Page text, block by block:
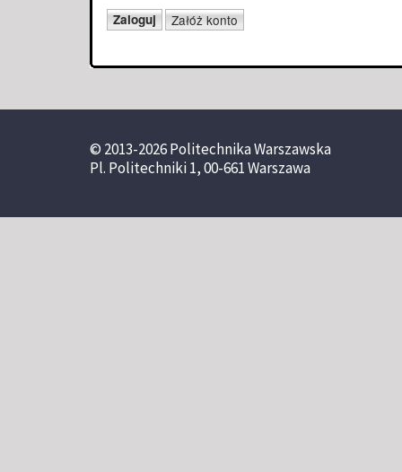
© 2013-2026 Politechnika Warszawska
Pl. Politechniki 1, 00-661 Warszawa